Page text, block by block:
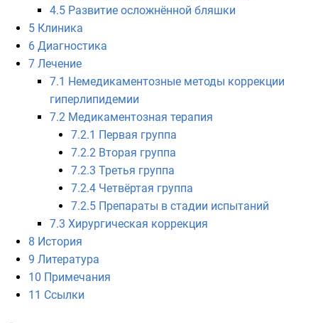
4.5 Развитие осложнённой бляшки
5 Клиника
6 Диагностика
7 Лечение
7.1 Немедикаментозные методы коррекции
гиперлипидемии
7.2 Медикаментозная терапия
7.2.1 Первая группа
7.2.2 Вторая группа
7.2.3 Третья группа
7.2.4 Четвёртая группа
7.2.5 Препараты в стадии испытаний
7.3 Хирургическая коррекция
8 История
9 Литература
10 Примечания
11 Ссылки